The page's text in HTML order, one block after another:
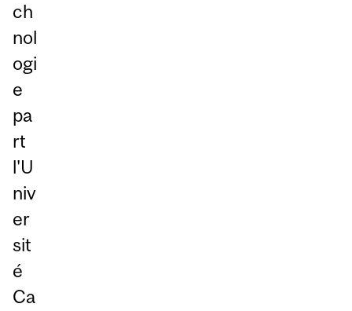
ch
nol
ogi
e
pa
rt
l'U
niv
er
sit
é
Ca